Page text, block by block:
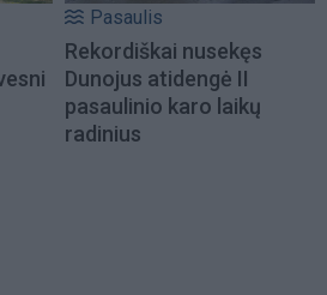
Pasaulis
Rekordiškai nusekęs
Dunojus atidengė II
pasaulinio karo laikų
radinius